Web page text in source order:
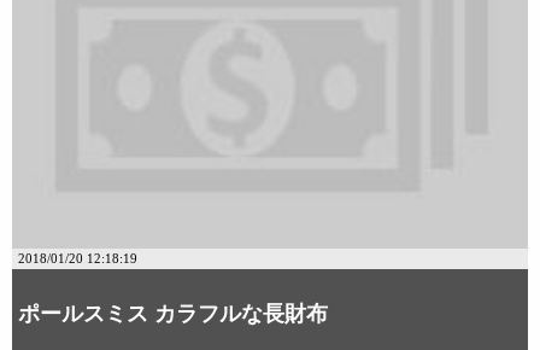
2018/01/20 12:18:19
ポールスミス カラフルな長財布